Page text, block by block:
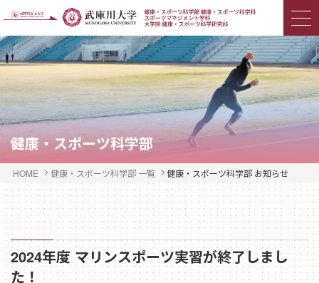
健康・スポーツ科学部
HOME 健康・スポーツ科学部 一覧 健康・スポーツ科学部 お知らせ
2024年度 マリンスポーツ実習が終了しまし
た！